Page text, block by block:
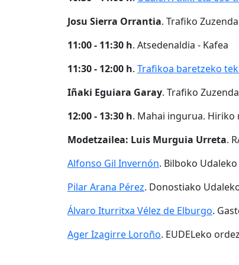
Josu Sierra Orrantia. Trafiko
11:00 - 11:30 h. Atsedenaldia - Kafea
11:30 - 12:00 h. Trafikoa baretzeko
Iñaki Eguiara Garay. Trafiko
12:00 - 13:30 h. Mahai ingurua.
Modetzailea: Luis Murguia Urreta.
Alfonso Gil Invernón. Bilboko
Pilar Arana Pérez. Donostiako
Álvaro Iturritxa Vélez de Elburgo.
Ager Izagirre Loroño. EUDELeko